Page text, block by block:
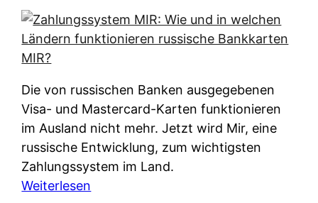
l
t
n
a
t
i
v
e
Die von russischen Banken ausgegebenen
Visa- und Mastercard-Karten funktionieren
im Ausland nicht mehr. Jetzt wird Mir, eine
russische Entwicklung, zum wichtigsten
Zahlungssystem im Land.
Weiterlesen